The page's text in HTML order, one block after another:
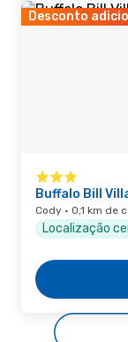
Desconto
Buffalo Bill
Cody · 0,1 km de
Localização